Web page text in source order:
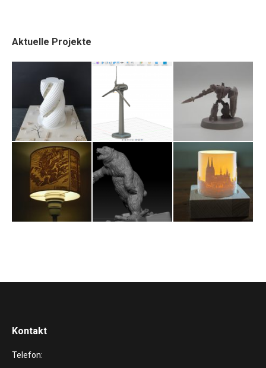
Aktuelle Projekte
Kontakt
Telefon: